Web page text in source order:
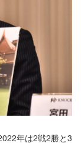
年は2戦2勝と3